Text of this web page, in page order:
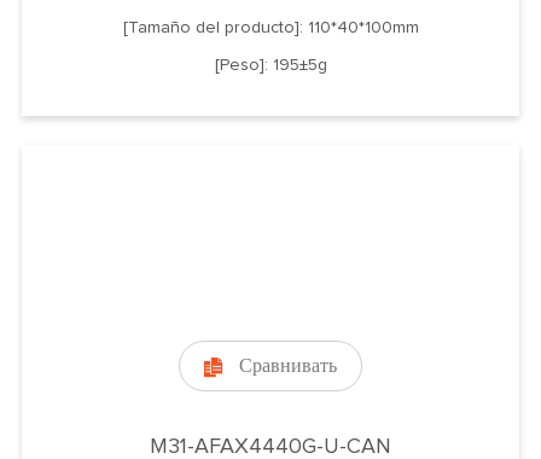
[Tamaño del producto]: 110*40*100mm
[Peso]: 195±5g
 Сравнивать
M31-AFAX4440G-U-CAN